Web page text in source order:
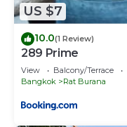
US $7
10.0(1 Review)
289 Prime
View Balcony/Terrace
Bangkok
Rat Burana